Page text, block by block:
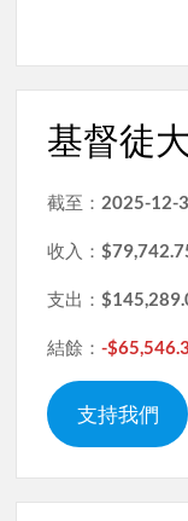
基督徒
截至： 2025-12-
收入：
支出：
結餘：-
支持我們